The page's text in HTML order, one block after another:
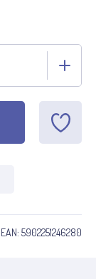
EAN: 5902251246280